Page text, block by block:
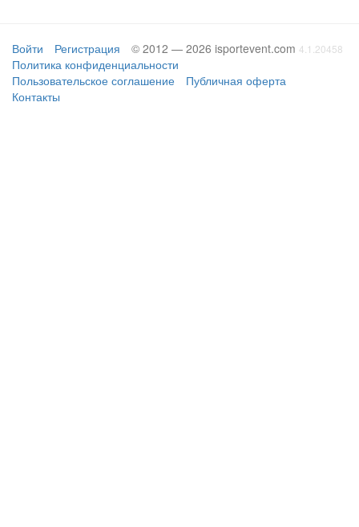
© 2012 — 2026 isportevent.com 4.1.20458
Войти
Регистрация
Политика конфиденциальности
Пользовательское соглашение
Публичная оферта
Контакты